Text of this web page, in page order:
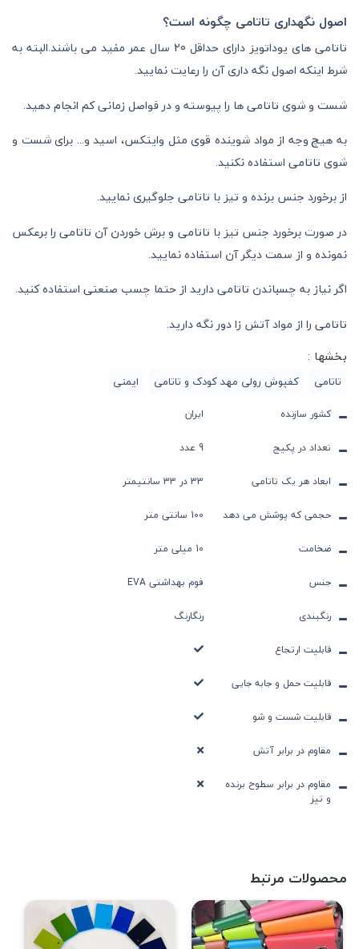
اصول نگهداری تاتامی چگونه است؟
تاتامی های یوداتویز دارای حداقل 20 سال عمر مفید می باشند.البته به
شرط اینکه اصول نگه داری آن را رعایت نمایید.
شست و شوی تاتامی ها را پیوسته و در فواصل زمانی کم انجام دهید.
به هیچ وجه از مواد شوینده قوی مثل وایتکس، اسید و... برای شست و
شوی تاتامی استفاده نکنید.
از برخورد جنس برنده و تیز با تاتامی جلوگیری نمایید.
در صورت برخورد جنس تیز با تاتامی و برش خوردن آن تاتامی را برعکس
نمونده و از سمت دیگر آن استفاده نمایید.
اگر نیاز به چسباندن تاتامی دارید از حتما چسب صنعتی استفاده کنید.
تاتامی را از مواد آتش زا دور نگه دارید.
بخشها :
تاتامی کفپوش رولی مهد کودک و تاتامی ایمنی
کشور سازنده
ایران
تعداد در پکیج
9 عدد
ابعاد هر یک تاتامی
33 در 33 سانتیمتر
حجمی که پوشش می دهد
100 سانتی متر
ضخامت
10 میلی متر
جنس
فوم بهداشتی EVA
رنگبندی
رنگارنگ
قابلیت ارتجاع
قابلیت حمل و جابه جایی
قابلیت شست و شو
مقاوم در برابر آتش
مقاوم در برابر سطوح برنده
و تیز
محصولات مرتبط